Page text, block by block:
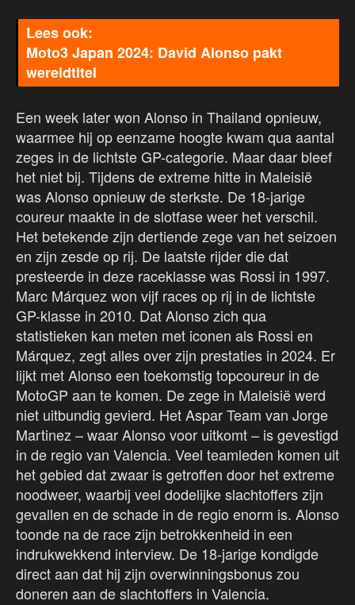
Moto3 Japan 2024: David Alonso pakt
wereldtitel
Een week later won Alonso in Thailand opnieuw,
waarmee hij op eenzame hoogte kwam qua aantal
zeges in de lichtste GP-categorie. Maar daar bleef
het niet bij. Tijdens de extreme hitte in Maleisië
was Alonso opnieuw de sterkste. De 18-jarige
coureur maakte in de slotfase weer het verschil.
Het betekende zijn dertiende zege van het seizoen
en zijn zesde op rij. De laatste rijder die dat
presteerde in deze raceklasse was Rossi in 1997.
Marc Márquez won vijf races op rij in de lichtste
GP-klasse in 2010. Dat Alonso zich qua
statistieken kan meten met iconen als Rossi en
Márquez, zegt alles over zijn prestaties in 2024. Er
lijkt met Alonso een toekomstig topcoureur in de
MotoGP aan te komen. De zege in Maleisië werd
niet uitbundig gevierd. Het Aspar Team van Jorge
Martinez – waar Alonso voor uitkomt – is gevestigd
in de regio van Valencia. Veel teamleden komen uit
het gebied dat zwaar is getroffen door het extreme
noodweer, waarbij veel dodelijke slachtoffers zijn
gevallen en de schade in de regio enorm is. Alonso
toonde na de race zijn betrokkenheid in een
indrukwekkend interview. De 18-jarige kondigde
direct aan dat hij zijn overwinningsbonus zou
doneren aan de slachtoffers in Valencia.